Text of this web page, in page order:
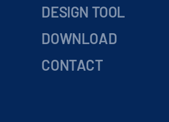
DESIGN TOOL
DOWNLOAD
CONTACT